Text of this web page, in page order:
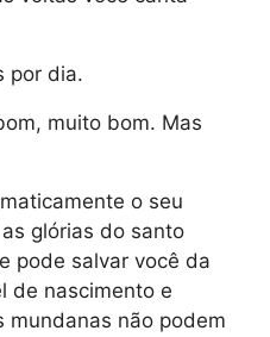
por dia.
muito bom. Mas
o seu
glórias do santo
pode salvar você da
de nascimento e
mundanas não podem